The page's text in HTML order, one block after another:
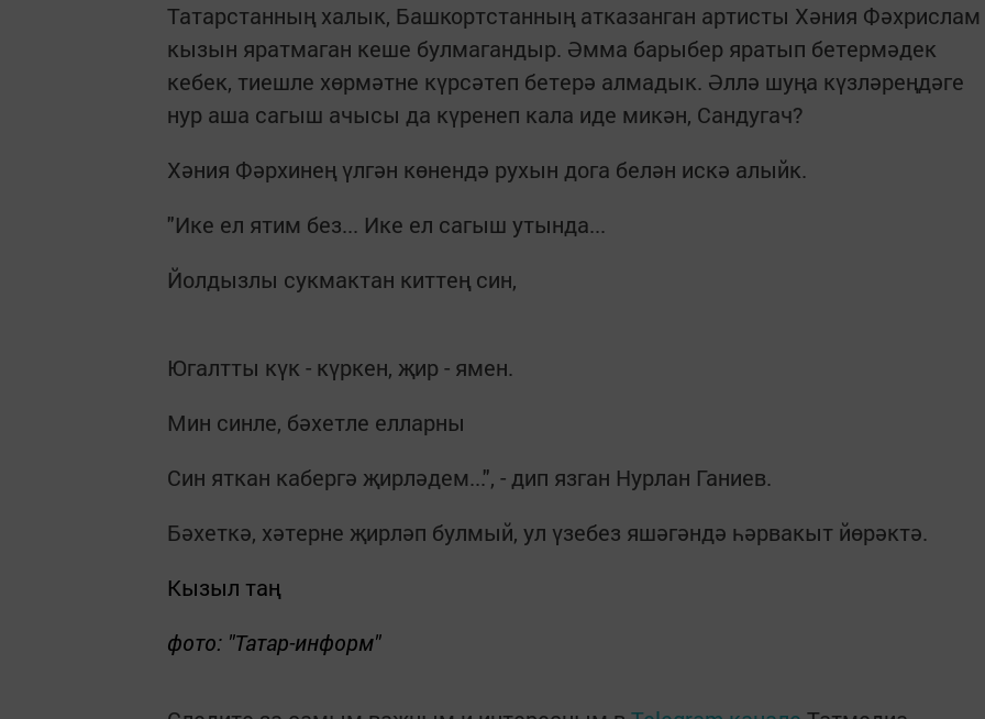
Татарстанның халык, Башкортстанның атказанган артисты Хәния Фәхрислам
кызын яратмаган кеше булмагандыр. Әмма барыбер яратып бетермәдек
кебек, тиешле хөрмәтне күрсәтеп бетерә алмадык. Әллә шуңа күзләреңдәге
нур аша сагыш ачысы да күренеп кала иде микән, Сандугач?
Хәния Фәрхинең үлгән көнендә рухын дога белән искә алыйк.
"Ике ел ятим без... Ике ел сагыш утында...
Йолдызлы сукмактан киттең син,
Югалтты күк - күркен, җир - ямен.
Мин синле, бәхетле елларны
Син яткан кабергә җирләдем...", - дип язган Нурлан Ганиев.
Бәхеткә, хәтерне җирләп булмый, ул үзебез яшәгәндә һәрвакыт йөрәктә.
Кызыл таң
фото: "Татар-информ"